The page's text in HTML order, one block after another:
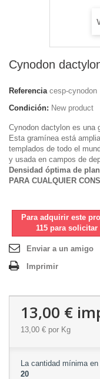
Cynodon
Referencia cesp-cynodon
Condición: New product
Cynodon dactylon es una
Esta gramínea está
templados de todo el
y usada en campos de
Densidad óptima de
PARA CUALQUIER
Para adquirir este
115 para
Enviar a un amigo
Imprimir
13,00 €
13,00 € por Kg
La cantidad mínima
20